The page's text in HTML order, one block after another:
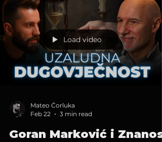
Load video
Mateo Ćorluka
Feb 22
3 min read
Goran Marković i Znanost